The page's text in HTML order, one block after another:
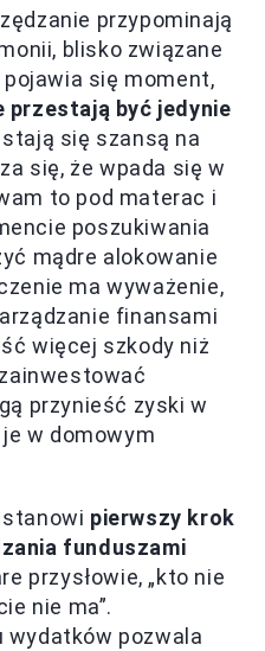
przypominają
blisko związane
się moment,
przestają być jedynie
stają się szansą na
się, że wpada się w
to pod materac i
poszukiwania
mądre alokowanie
ma wyważenie,
finansami
więcej szkody niż
przynieść zyski w
w domowym
pierwszy krok
funduszami
przysłowie, „kto nie
nie ma”.
wydatków pozwala